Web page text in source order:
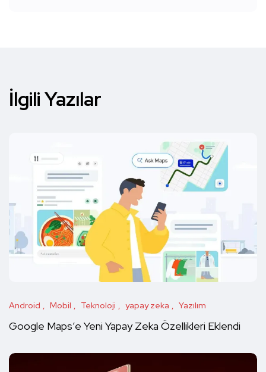
İlgili Yazılar
Android Mobil Teknoloji yapay zeka Yazılım
Google Maps’e Yeni Yapay Zeka Özellikleri Eklendi